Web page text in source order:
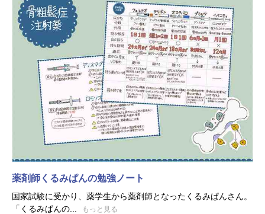
薬剤師くるみぱんの勉強ノート
国家試験に受かり、薬学生から薬剤師となったくるみぱんさん。
「くるみぱんの...
もっと見る